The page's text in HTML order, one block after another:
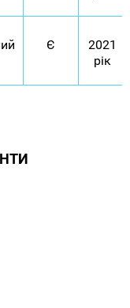
Є
2021
рік